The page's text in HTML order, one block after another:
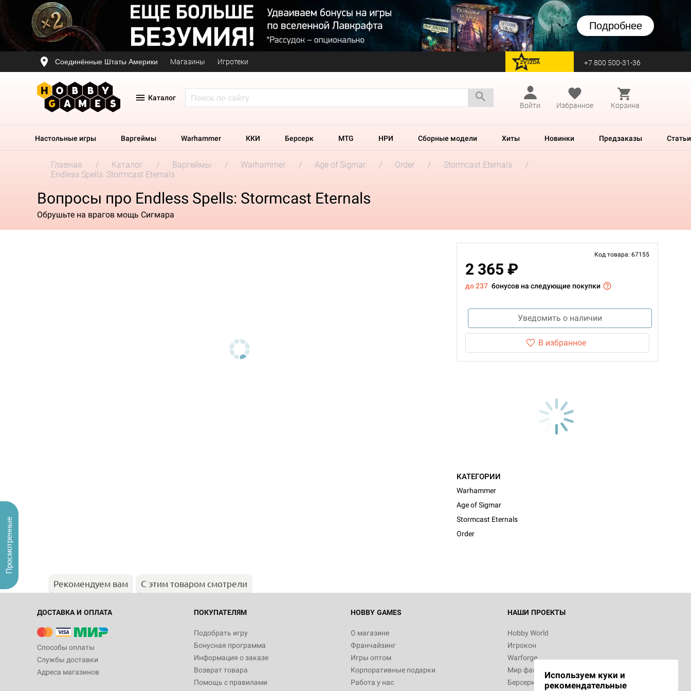
Подробнее
Соединённые Штаты Америки Магазины Игротеки перейти на Zvezda +7 800 500-31-36
Каталог
Войти
Избранное Корзина
Настольные игры Варгеймы Warhammer ККИ Берсерк MTG НРИ Сборные модели Хиты Новинки Предзаказы Статьи
Главная Каталог Варгеймы Warhammer Age of Sigmar Order
Stormcast Eternals
Endless Spells: Stormcast Eternals
Вопросы про Endless Spells: Stormcast Eternals
Обрушьте на врагов мощь Сигмара
Код товара: 67155
2 365 ₽
до 237 бонусов на следующие покупки
Уведомить о наличии
В избранное
КАТЕГОРИИ
Warhammer
Age of Sigmar
Stormcast Eternals
Order
Рекомендуем вам С этим товаром смотрели
ДОСТАВКА И ОПЛАТА
Способы оплаты
Службы доставки
Адреса магазинов
ПОКУПАТЕЛЯМ
Подобрать игру
Бонусная программа
Информация о заказе
Возврат товара
Помощь с правилами
HOBBY GAMES
О магазине
Франчайзинг
Игры оптом
Корпоративные подарки
Работа у нас
НАШИ ПРОЕКТЫ
Hobby World
Игрокон
Warforge
Мир фантастики
Берсерк
Используем куки и
рекомендательные
Просмотренные
Настольная игра Hobby World Монстры
Белая смерть
12 990
Настольная игра Hobby World Ужас
3 490